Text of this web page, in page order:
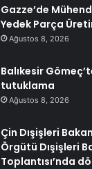
Gazze’de
Yedek Parça
Ağustos 8, 2026
Balıkesir
tutuklama
Ağustos 8, 2026
Çin Dışişleri
Örgütü Dışişleri
Toplantısı’nda